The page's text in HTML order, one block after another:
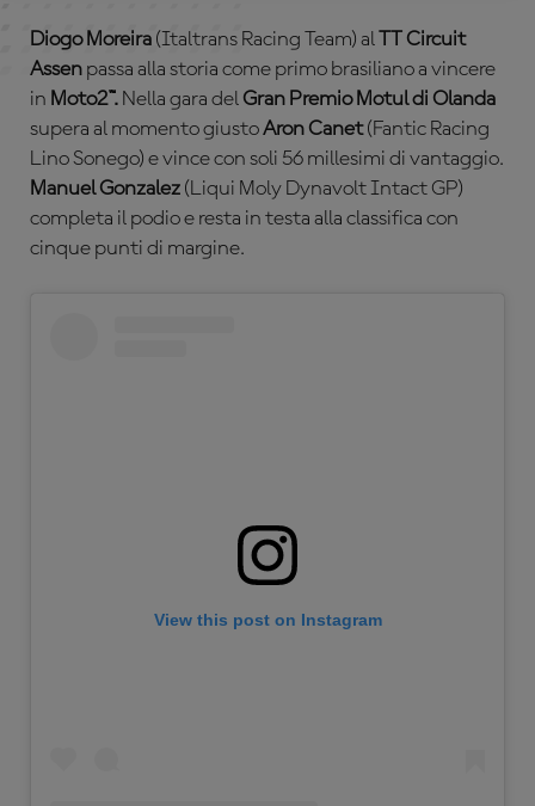
Diogo Moreira (Italtrans Racing Team) alTT Circuit
Assen passa alla storia come primo brasiliano a vincere
in Moto2™. Nella gara del Gran Premio Motul di Olanda
supera al momento giustoAron Canet(Fantic Racing
Lino Sonego) e vince con soli 56 millesimi di vantaggio.
Manuel Gonzalez (Liqui Moly Dynavolt Intact GP)
completa il podio e resta in testa alla classifica con
cinque punti di margine.
View this post on Instagram